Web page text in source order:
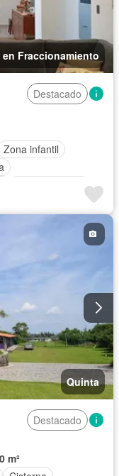
en Fraccionamiento
Destacado
Zona infantil
Internet
Sala polivalente
Zonas verdes
Quinta
Destacado
m²